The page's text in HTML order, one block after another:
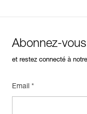
Abonnez-
et restez connecté à
Email *